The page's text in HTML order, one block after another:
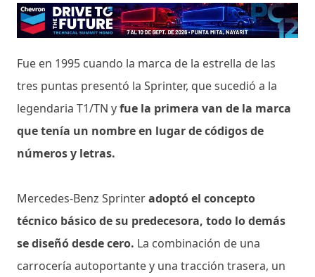
Fue en 1995 cuando la marca de la estrella de las
tres puntas presentó la Sprinter, que sucedió a la
legendaria T1/TN yfue la primera van de la marca
que tenía un nombre en lugar de códigos de
números y letras.
Mercedes-Benz Sprinteradoptó el concepto
técnico básico de su predecesora, todo lo demás
se diseñó desde cero. La combinación de una
carrocería autoportante y una tracción trasera, un